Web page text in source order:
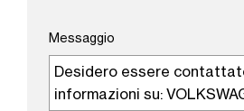
Messaggio